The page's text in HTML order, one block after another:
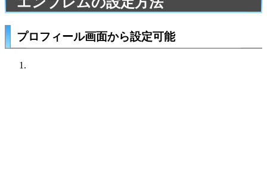
プロフィール画面から設定可能